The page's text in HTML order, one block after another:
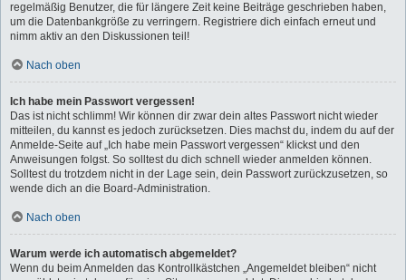
regelmäßig Benutzer, die für längere Zeit keine Beiträge geschrieben haben,
um die Datenbankgröße zu verringern. Registriere dich einfach erneut und
nimm aktiv an den Diskussionen teil!
Nach oben
Ich habe mein Passwort vergessen!
Das ist nicht schlimm! Wir können dir zwar dein altes Passwort nicht wieder
mitteilen, du kannst es jedoch zurücksetzen. Dies machst du, indem du auf der
Anmelde-Seite auf „Ich habe mein Passwort vergessen“ klickst und den
Anweisungen folgst. So solltest du dich schnell wieder anmelden können.
Solltest du trotzdem nicht in der Lage sein, dein Passwort zurückzusetzen, so
wende dich an die Board-Administration.
Nach oben
Warum werde ich automatisch abgemeldet?
Wenn du beim Anmelden das Kontrollkästchen „Angemeldet bleiben“ nicht